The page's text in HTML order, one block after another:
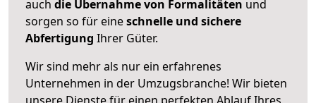
auch die Übernahme von Formalitäten und
sorgen so für eineschnelle und sichere
Abfertigung Ihrer Güter.
Wir sind mehr als nur ein erfahrenes
Unternehmen in der Umzugsbranche! Wir bieten